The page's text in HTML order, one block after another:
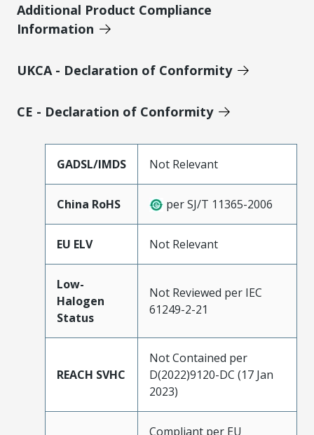
Additional Product Compliance
Information
UKCA - Declaration of Conformity
CE - Declaration of Conformity
GADSL/IMDS Not Relevant
China RoHS per SJ/T 11365-2006
EU ELV Not Relevant
Low-
Halogen
Status
Not Reviewed per IEC
61249-2-21
REACH SVHC
Not Contained per
D(2022)9120-DC (17 Jan
2023)
Compliant per EU